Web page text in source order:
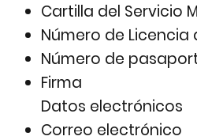
Cartilla del Servicio
Número de Licencia
Número de
Firma
Datos electrónicos
Correo electrónico